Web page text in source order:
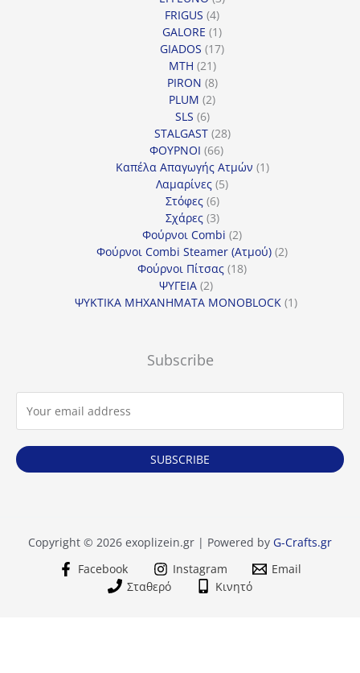
FRIGUS 44
προϊόντα
GALORE 11
προϊόν
GIADOS 1717
MTH 2121
προϊόντα
PIRON 88
προϊόντα
PLUM 22
SLS 66
προϊόντα
STALGAST 2828
ΦΟΥΡΝΟΙ 6666
προϊόντα
Καπέλα Απαγωγής Ατμών 11
Λαμαρίνες 55
Στόφες 66
προϊόντα
Σχάρες 33
προϊόντα
Φούρνοι Combi 22
προϊόντα
Φούρνοι Combi Steamer (Ατμού) 22
Φούρνοι Πίτσας 1818
ΨΥΓΕΙΑ 22
προϊόντα
ΨΥΚΤΙΚΑ ΜΗΧΑΝΗΜΑΤΑ MONOBLOCK 11
Subscribe
SUBSCRIBE
Copyright © 2026 exoplizein.gr | Powered by G-Crafts.gr
Facebook
Instagram
Email
Σταθερό
Κινητό